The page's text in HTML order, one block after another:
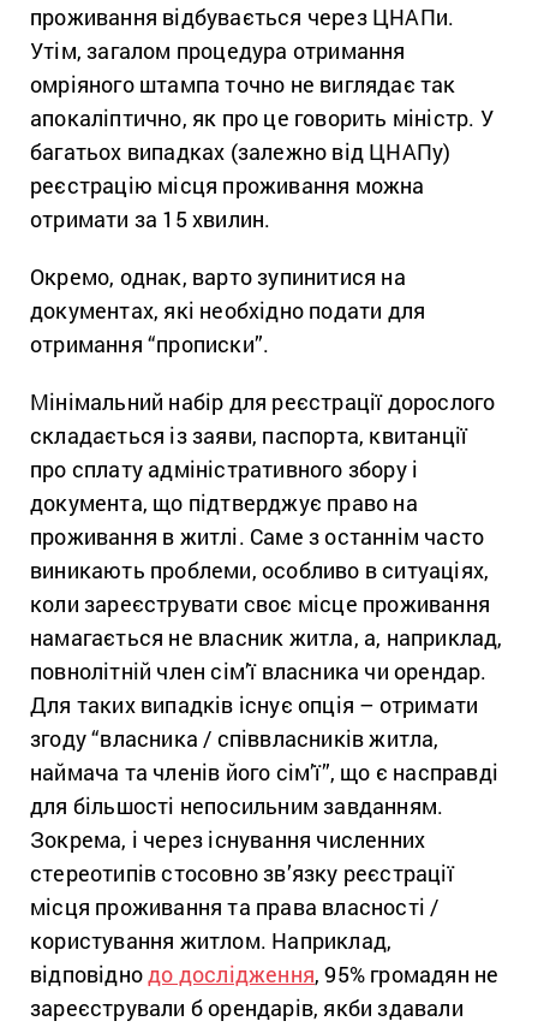
проживання відбувається через ЦНАПи.
Утім, загалом процедура отримання
омріяного штампа точно не виглядає так
апокаліптично, як про це говорить міністр. У
багатьох випадках (залежно від ЦНАПу)
реєстрацію місця проживання можна
отримати за 15 хвилин.
Окремо, однак, варто зупинитися на
документах, які необхідно подати для
отримання “прописки”.
Мінімальний набір для реєстрації дорослого
складається із заяви, паспорта, квитанції
про сплату адміністративного збору і
документа, що підтверджує право на
проживання в житлі. Саме з останнім часто
виникають проблеми, особливо в ситуаціях,
коли зареєструвати своє місце проживання
намагається не власник житла, а, наприклад,
повнолітній член сім’ї власника чи орендар.
Для таких випадків існує опція – отримати
згоду “власника / співвласників житла,
наймача та членів його сім’ї”, що є насправді
для більшості непосильним завданням.
Зокрема, і через існування численних
стереотипів стосовно зв’язку реєстрації
місця проживання та права власності /
користування житлом. Наприклад,
відповіднодо дослідження, 95% громадян не
зареєстрували б орендарів, якби здавали